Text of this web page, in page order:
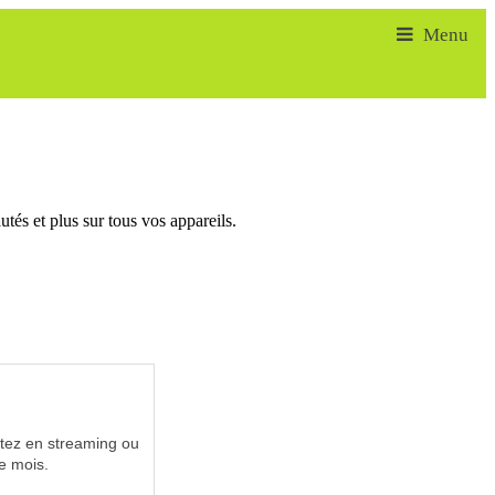
et plus sur tous vos appareils.
en streaming ou
mois.